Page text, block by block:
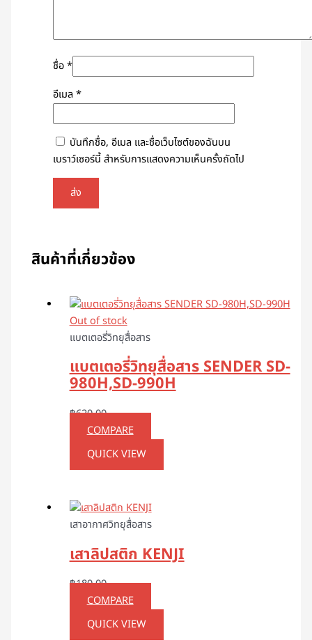
ชื่อ*
อีเมล*
บันทึกชื่อ, อีเมล และชื่อเว็บไซต์ของฉันบน
เบราว์เซอร์นี้ สำหรับการแสดงความเห็นครั้งถัดไป
สินค้าที่เกี่ยวข้อง
Out of stock
แบตเตอรี่วิทยุสื่อสาร
แบตเตอรี่วิทยุสื่อสาร SENDER SD-
980H,SD-990H
฿620.00
COMPARE
QUICK VIEW
เสาอากาศวิทยุสื่อสาร
เสาลิปสติก KENJI
฿180.00
COMPARE
QUICK VIEW